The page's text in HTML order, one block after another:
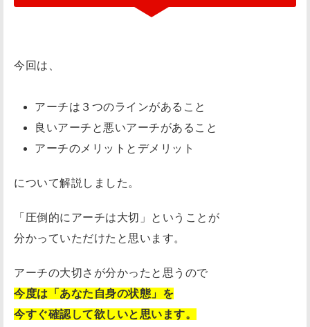
今回は、
アーチは３つのラインがあること
良いアーチと悪いアーチがあること
アーチのメリットとデメリット
について解説しました。
「圧倒的にアーチは大切」ということが
分かっていただけたと思います。
アーチの大切さが分かったと思うので
今度は「あなた自身の状態」を
今すぐ確認して欲しいと思います。